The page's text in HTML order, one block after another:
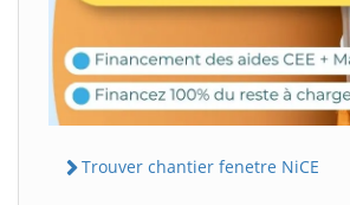
Trouver chantier fenetre NiCE